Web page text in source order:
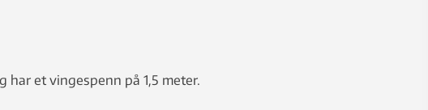
har et vingespenn på 1,5 meter.